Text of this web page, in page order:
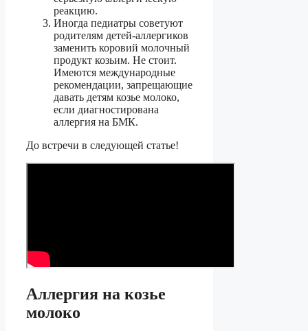
реакцию.
Иногда педиатры советуют
родителям детей-аллергиков
заменить коровий молочный
продукт козьим. Не стоит.
Имеются международные
рекомендации, запрещающие
давать детям козье молоко,
если диагностирована
аллергия на БМК.
До встречи в следующей статье!
Аллергия на козье
молоко